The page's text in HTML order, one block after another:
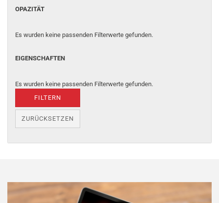
OPAZITÄT
Es wurden keine passenden Filterwerte gefunden.
EIGENSCHAFTEN
Es wurden keine passenden Filterwerte gefunden.
FILTERN
ZURÜCKSETZEN